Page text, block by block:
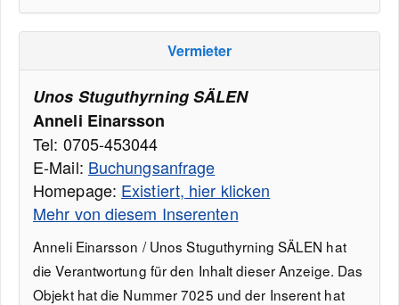
Vermieter
Unos Stuguthyrning SÄLEN
Anneli Einarsson
Tel: 0705-453044
E-Mail: Buchungsanfrage
Homepage: Existiert, hier klicken
Mehr von diesem Inserenten
Anneli Einarsson / Unos Stuguthyrning SÄLEN hat
die Verantwortung für den Inhalt dieser Anzeige. Das
Objekt hat die Nummer 7025 und der Inserent hat